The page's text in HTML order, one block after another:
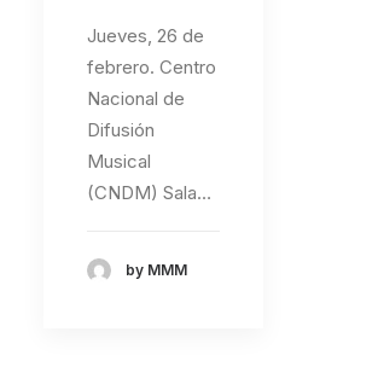
Jueves, 26 de
febrero. Centro
Nacional de
Difusión
Musical
(CNDM) Sala…
by MMM